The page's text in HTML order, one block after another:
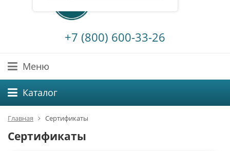
+7 (800) 600-33-26
Меню
Каталог
Главная Сертификаты
Сертификаты